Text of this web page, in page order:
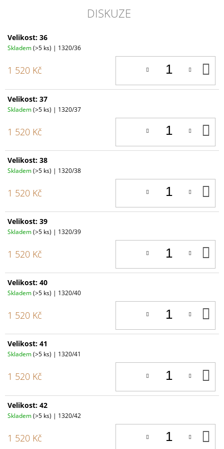
DISKUZE
Velikost: 36
Skladem(>5 ks) | 1320/36
1 520 Kč
Velikost: 37
Skladem(>5 ks) | 1320/37
1 520 Kč
Velikost: 38
Skladem(>5 ks) | 1320/38
1 520 Kč
Velikost: 39
Skladem(>5 ks) | 1320/39
1 520 Kč
Velikost: 40
Skladem(>5 ks) | 1320/40
1 520 Kč
Velikost: 41
Skladem(>5 ks) | 1320/41
1 520 Kč
Velikost: 42
Skladem(>5 ks) | 1320/42
1 520 Kč